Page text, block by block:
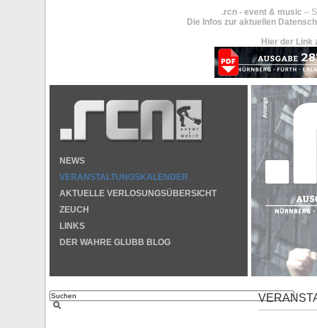
.rcn - event & music –
Die Infos zur aktuellen
Hier der Link
NEWS
VERANSTALTUNGSKALENDER
AKTUELLE VERLOSUNGSÜBERSICHT
ZEUCH
LINKS
DER WAHRE GLUBB BLOG